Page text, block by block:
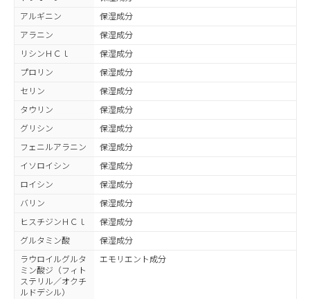
アルギニン
保湿成分
アラニン
保湿成分
リシンＨＣｌ
保湿成分
プロリン
保湿成分
セリン
保湿成分
タウリン
保湿成分
グリシン
保湿成分
フェニルアラニン
保湿成分
イソロイシン
保湿成分
ロイシン
保湿成分
バリン
保湿成分
ヒスチジンＨＣｌ
保湿成分
グルタミン酸
保湿成分
ラウロイルグルタ
ミン酸ジ（フィト
ステリル／オクチ
ルドデシル）
エモリエント成分